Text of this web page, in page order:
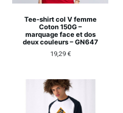
Tee-shirt col V femme
Coton 150G –
marquage face et dos
deux couleurs – GN647
19,29 €